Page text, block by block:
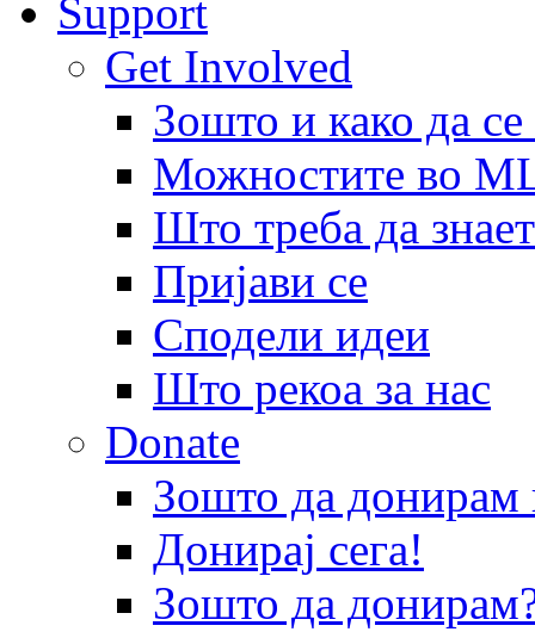
Support
Get Involved
Зошто и како да
Можностите во
Што треба да
Пријави се
Сподели идеи
Што рекоа за нас
Donate
Зошто да
Донирај сега!
Зошто да